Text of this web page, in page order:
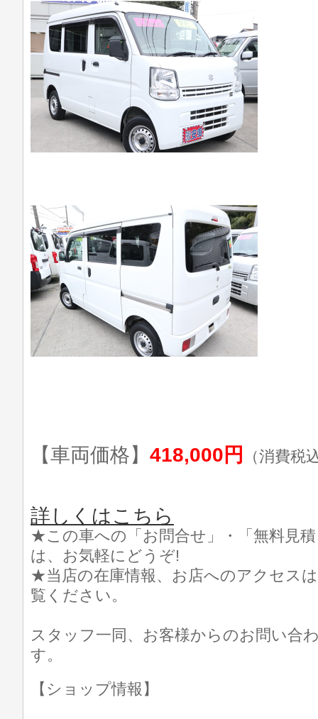
【車両価格】 418,000円 （消費税
詳しくはこちら
★この車への「お問合せ」・「無料見
は、お気軽にどうぞ!
★当店の在庫情報、お店へのアクセス
覧ください。
スタッフ一同、お客様からのお問い合
す。
【ショップ情報】